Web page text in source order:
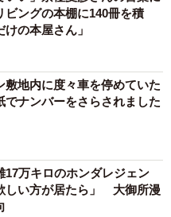
タートするとのこと。
る＜レールの上のヒーロ
させてきました。新幹
みはあれど、どれもお子
するだけで興奮が止まら
す。プラレールはその“憧
く世界で憧れを自由に走行
ちゃでい続けられるよ
す」（タカラトミー 奥
ングの本棚に140冊を積
の本屋さん」
敷地内に度々車を停めていた
ナンバーをさらされました
17万キロのホンダレジェン
しい方が居たら」 大御所漫